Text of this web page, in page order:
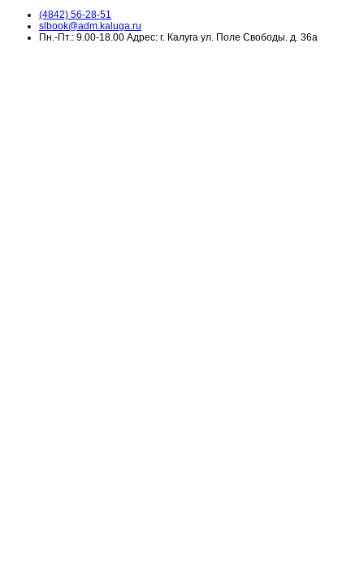
(4842) 56-28-51
slbook@adm.kaluga.ru
Пн.-Пт.: 9.00-18.00 Адрес: г. Калуга ул. Поле Свободы. д. 36а